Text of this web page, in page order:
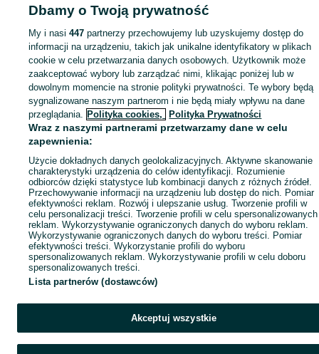
Mapa kategorii
Mapa miejscowości
Mapa ministron
Popularne wyszukiwania
Dbamy o Twoją prywatność
My i nasi447 partnerzy przechowujemy lub uzyskujemy dostęp do
informacji na urządzeniu, takich jak unikalne identyfikatory w plikach
cookie w celu przetwarzania danych osobowych. Użytkownik może
zaakceptować wybory lub zarządzać nimi, klikając poniżej lub w
dowolnym momencie na stronie polityki prywatności. Te wybory będą
sygnalizowane naszym partnerom i nie będą miały wpływu na dane
przeglądania. Polityka cookies, Polityka Prywatności
Wraz z naszymi partnerami przetwarzamy dane w celu
zapewnienia:
Użycie dokładnych danych geolokalizacyjnych. Aktywne skanowanie
charakterystyki urządzenia do celów identyfikacji. Rozumienie
odbiorców dzięki statystyce lub kombinacji danych z różnych źródeł.
Przechowywanie informacji na urządzeniu lub dostęp do nich. Pomiar
efektywności reklam. Rozwój i ulepszanie usług. Tworzenie profili w
celu personalizacji treści. Tworzenie profili w celu spersonalizowanych
reklam. Wykorzystywanie ograniczonych danych do wyboru reklam.
Wykorzystywanie ograniczonych danych do wyboru treści. Pomiar
efektywności treści. Wykorzystanie profili do wyboru
spersonalizowanych reklam. Wykorzystywanie profili w celu doboru
spersonalizowanych treści.
Lista partnerów (dostawców)
Akceptuj wszystkie